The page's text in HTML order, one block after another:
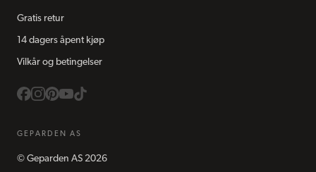
Gratis retur
14 dagers åpent kjøp
Vilkår og betingelser
GEPARDEN AS
© Geparden AS 2026